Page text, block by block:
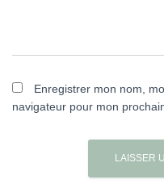
Enregistrer mon nom,
navigateur pour mon